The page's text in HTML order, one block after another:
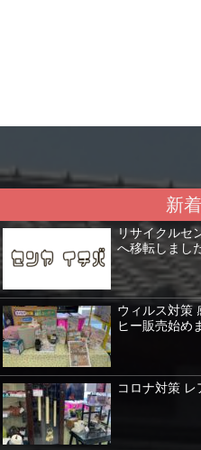
新
リサイクルセ
へ移転しまし
ウィルス対策
ヒー販売始め
コロナ対策